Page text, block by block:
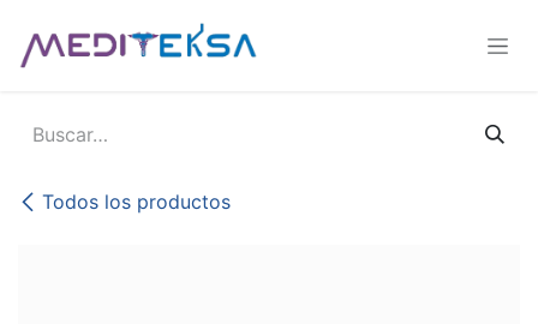
Todos los productos